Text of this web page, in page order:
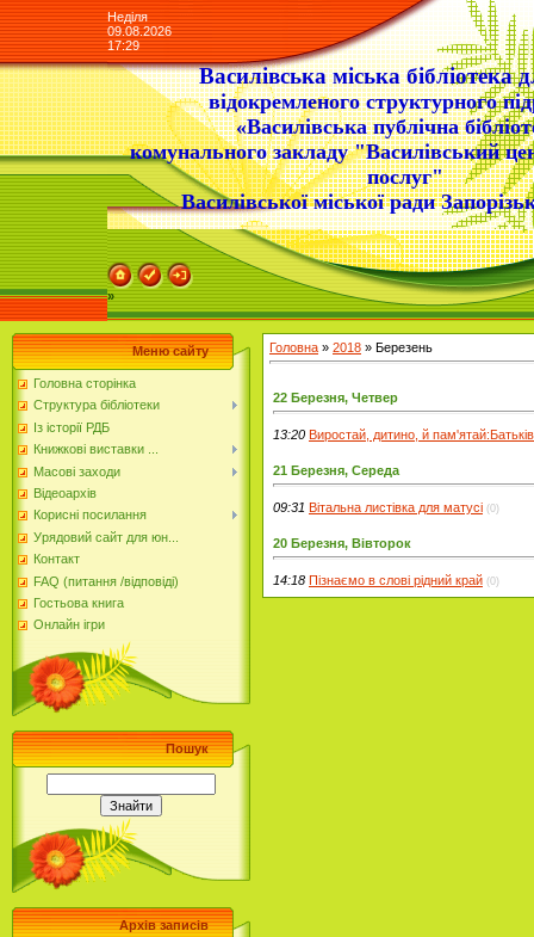
Неділя
09.08.2026
17:29
Василівська міська бібліотека
відокремленого структурного
«Василівська публічна
комунального закладу "Василівський
послуг"
Василівської міської ради
»
Меню сайту
Головна сторінка
Структура бібліотеки
Із історії РДБ
Книжкові виставки ...
Масові заходи
Відеоархів
Корисні посилання
Урядовий сайт для юн...
Контакт
FAQ (питання /відповіді)
Гостьова книга
Онлайн ігри
Пошук
Архів записів
Головна » 2018 » Березень
22 Березня, Четвер
13:20 Виростай, дитино, й
21 Березня, Середа
09:31 Вітальна листівка для матусі (0)
20 Березня, Вівторок
14:18 Пізнаємо в слові рідний край (0)